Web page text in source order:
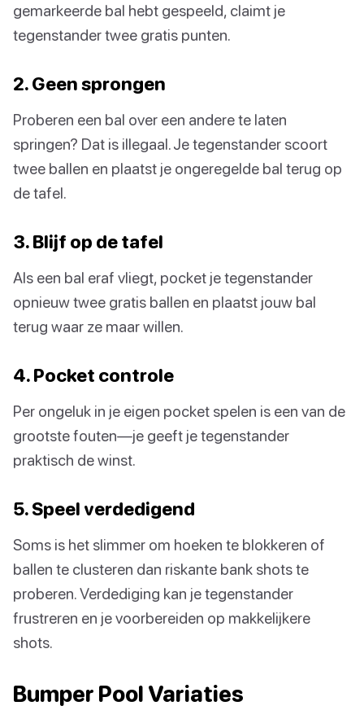
gemarkeerde bal hebt gespeeld, claimt je
tegenstander twee gratis punten.
2. Geen sprongen
Proberen een bal over een andere te laten
springen? Dat is illegaal. Je tegenstander scoort
twee ballen en plaatst je ongeregelde bal terug op
de tafel.
3. Blijf op de tafel
Als een bal eraf vliegt, pocket je tegenstander
opnieuw twee gratis ballen en plaatst jouw bal
terug waar ze maar willen.
4. Pocket controle
Per ongeluk in je eigen pocket spelen is een van de
grootste fouten—je geeft je tegenstander
praktisch de winst.
5. Speel verdedigend
Soms is het slimmer om hoeken te blokkeren of
ballen te clusteren dan riskante bank shots te
proberen. Verdediging kan je tegenstander
frustreren en je voorbereiden op makkelijkere
shots.
Bumper Pool Variaties